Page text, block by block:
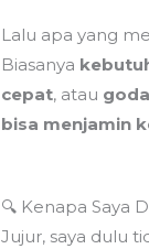
Lalu apa yang
Biasanya
cepat, atau
bisa menjamin
🔍 Kenapa Saya
Jujur, saya dulu